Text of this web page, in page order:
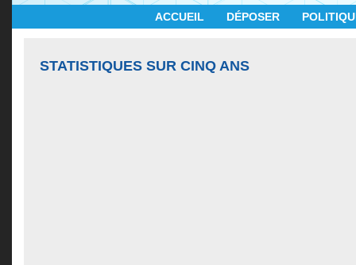
ACCUEIL DÉPOSER
STATISTIQUES SUR CINQ ANS